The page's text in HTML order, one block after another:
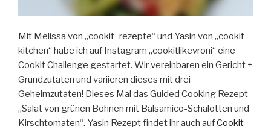
Mit Melissa von „cookit_rezepte“ und Yasin von „cookit
kitchen“ habe ich auf Instagram „cookitlikevroni“ eine
Cookit Challenge gestartet. Wir vereinbaren ein Gericht +
Grundzutaten und variieren dieses mit drei
Geheimzutaten! Dieses Mal das Guided Cooking Rezept
„Salat von grünen Bohnen mit Balsamico-Schalotten und
Kirschtomaten“. Yasin Rezept findet ihr auch aufCookit